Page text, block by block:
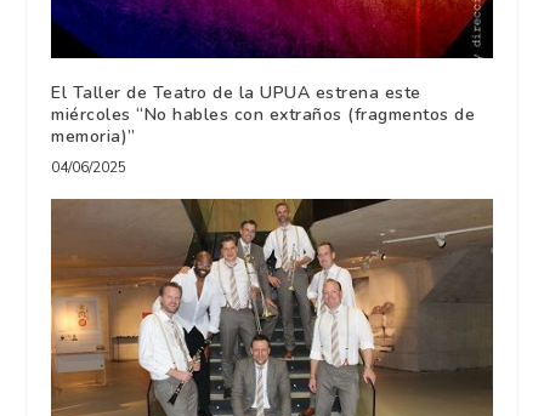
El Taller de Teatro de la UPUA estrena este
miércoles “No hables con extraños (fragmentos de
memoria)”
04/06/2025